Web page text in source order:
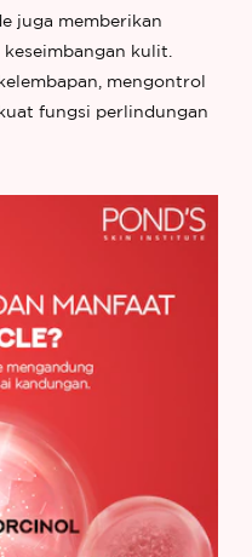
juga memberikan
kulit.
mengontrol
fungsi perlindungan